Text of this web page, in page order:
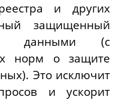
и других
защищенный
данными (с
норм о защите
Это исключит
и ускорит